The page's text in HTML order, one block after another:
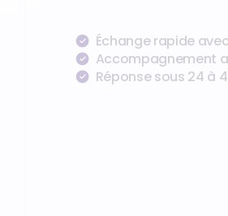
Échange rapide
Accompagnement
Réponse sous 24 à